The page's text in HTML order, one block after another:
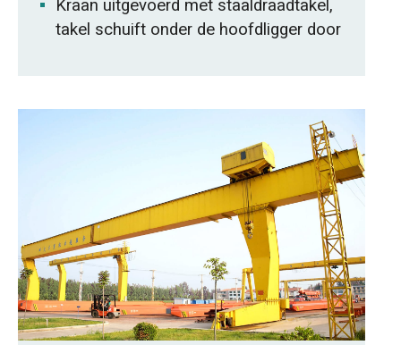
Kraan uitgevoerd met staaldraadtakel,
takel schuift onder de hoofdligger door